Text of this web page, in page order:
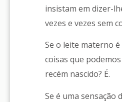
insistam em dizer-
vezes e vezes sem
Se o leite materno
coisas que
recém nascido? É.
Se é uma sensação